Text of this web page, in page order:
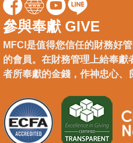
參與奉獻 GIVE
MFCI是值得您信任的財務好
的會員。在財務管理上給奉
者所奉獻的金錢，作神忠心、